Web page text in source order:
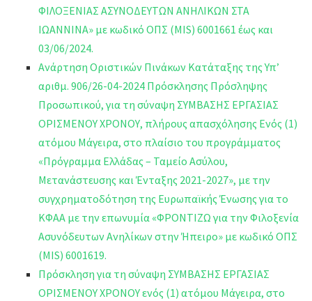
ΦΙΛΟΞΕΝΙΑΣ ΑΣΥΝΟΔΕΥΤΩΝ ΑΝΗΛΙΚΩΝ ΣΤΑ
ΙΩΑΝΝΙΝΑ» με κωδικό ΟΠΣ (MIS) 6001661 έως και
03/06/2024.
Ανάρτηση Οριστικών Πινάκων Κατάταξης της Υπ’
αριθμ. 906/26-04-2024 Πρόσκλησης Πρόσληψης
Προσωπικού, για τη σύναψη ΣΥΜΒΑΣΗΣ ΕΡΓΑΣΙΑΣ
ΟΡΙΣΜΕΝΟΥ ΧΡΟΝΟΥ, πλήρους απασχόλησης Ενός (1)
ατόμου Μάγειρα, στο πλαίσιο του προγράμματος
«Πρόγραμμα Ελλάδας – Ταμείο Ασύλου,
Μετανάστευσης και Ένταξης 2021-2027», με την
συγχρηματοδότηση της Ευρωπαϊκής Ένωσης για το
ΚΦΑΑ με την επωνυμία «ΦΡΟΝΤΙΖΩ για την Φιλοξενία
Ασυνόδευτων Ανηλίκων στην Ήπειρο» με κωδικό ΟΠΣ
(MIS) 6001619.
Πρόσκληση για τη σύναψη ΣΥΜΒΑΣΗΣ ΕΡΓΑΣΙΑΣ
ΟΡΙΣΜΕΝΟΥ ΧΡΟΝΟΥ ενός (1) ατόμου Μάγειρα, στο